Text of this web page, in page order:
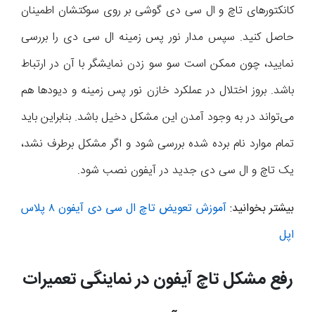
کانکتورهای تاچ و ال سی دی گوشی بر روی سوکتشان اطمینان
حاصل کنید. سپس مدار نور پس زمینه ال سی دی را بررسی
نمایید، چون ممکن است سو سو زدن نمایشگر با آن در ارتباط
باشد. بروز اختلال در عملکرد خازن نور پس زمینه و دیودها هم
می‌تواند در به وجود آمدن این مشکل دخیل باشد. بنابراین باید
تمام موارد نام برده شده بررسی شود و اگر مشکل برطرف نشد،
یک تاچ و ال سی دی جدید در آیفون نصب شود.
بیشتر بخوانید:
آموزش تعویض تاچ ال سی دی آیفون ۸ پلاس
اپل
رفع مشکل تاچ آیفون در نماینگی تعمیرات